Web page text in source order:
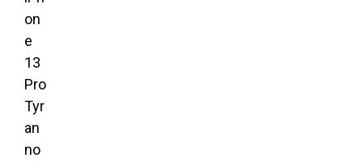
on
e
13
Pro
Tyr
an
no